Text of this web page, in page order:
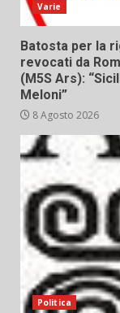
Varie
Batosta per la
revocati da
(M5S Ars):
Meloni”
8 Agosto 2026
Politica